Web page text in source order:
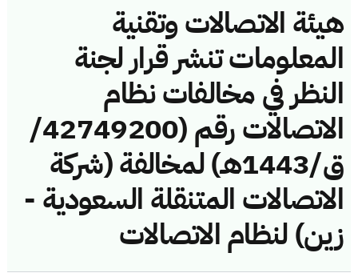
هيئة الاتصالات وتقنية
المعلومات تنشر قرار لجنة
النظر في مخالفات نظام
الاتصالات رقم (42749200/
ق/1443هـ) لمخالفة (شركة
الاتصالات المتنقلة السعودية -
زين) لنظام الاتصالات